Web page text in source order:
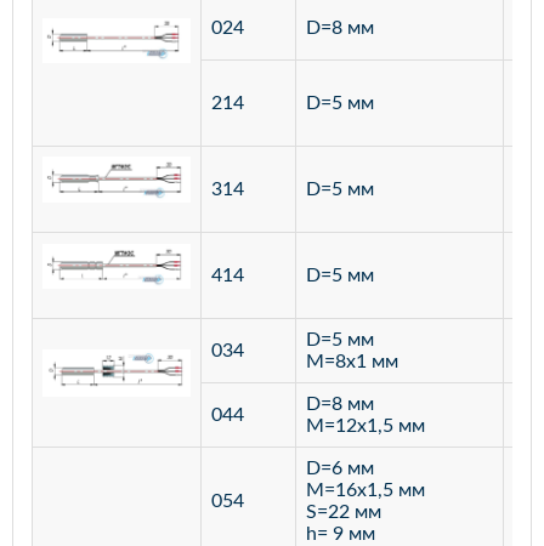
024 D=8 мм
214 D=5 мм
314 D=5 мм
414 D=5 мм
034
D=5 мм
M=8х1 мм
044
D=8 мм
M=12х1,5 мм
054
D=6 мм
M=16х1,5 мм
S=22 мм
h= 9 мм